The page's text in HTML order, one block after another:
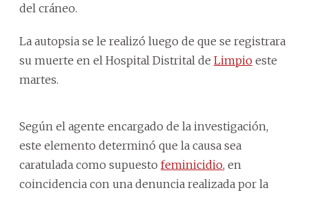
del cráneo.
La autopsia se le realizó luego de que se registrara
su muerte en el Hospital Distrital de Limpio este
martes.
Según el agente encargado de la investigación,
este elemento determinó que la causa sea
caratulada como supuesto feminicidio, en
coincidencia con una denuncia realizada por la